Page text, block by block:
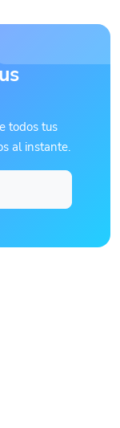
todos tus
al instante.